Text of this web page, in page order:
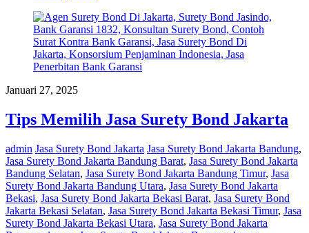
Januari 27, 2025
Tips Memilih Jasa Surety Bond Jakarta
admin Jasa Surety Bond Jakarta Jasa Surety Bond Jakarta Bandung,
Jasa Surety Bond Jakarta Bandung Barat, Jasa Surety Bond Jakarta
Bandung Selatan, Jasa Surety Bond Jakarta Bandung Timur, Jasa
Surety Bond Jakarta Bandung Utara, Jasa Surety Bond Jakarta
Bekasi, Jasa Surety Bond Jakarta Bekasi Barat, Jasa Surety Bond
Jakarta Bekasi Selatan, Jasa Surety Bond Jakarta Bekasi Timur, Jasa
Surety Bond Jakarta Bekasi Utara, Jasa Surety Bond Jakarta